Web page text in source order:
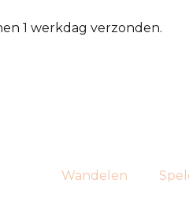
1 werkdag verzonden.
Wandelen